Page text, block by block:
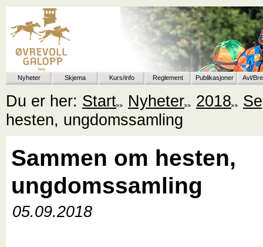
Nyheter Skjema Kurs/info Reglement Publikasjoner Avl/
Du er her: Start Nyheter 2018
hesten, ungdomssamling
Sammen om hesten,
ungdomssamling
05.09.2018